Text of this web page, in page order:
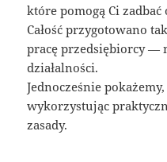
które pomogą Ci
Całość przygotowano
pracę przedsiębiorcy —
działalności.
Jednocześnie
wykorzystując
zasady.